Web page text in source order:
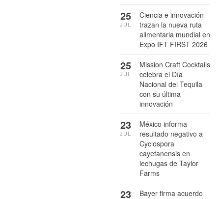
Ciencia e innovación
trazan la nueva ruta
alimentaria mundial en
Expo IFT FIRST 2026
25
JUL
Mission Craft Cocktails
celebra el Día
Nacional del Tequila
con su última
innovación
25
JUL
México informa
resultado negativo a
Cyclospora
cayetanensis en
lechugas de Taylor
Farms
23
JUL
Bayer firma acuerdo
23